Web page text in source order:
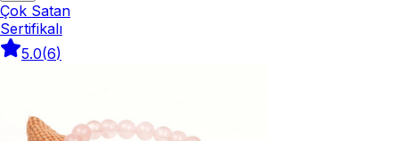
Çok Satan
Sertifikalı
5.0(6)